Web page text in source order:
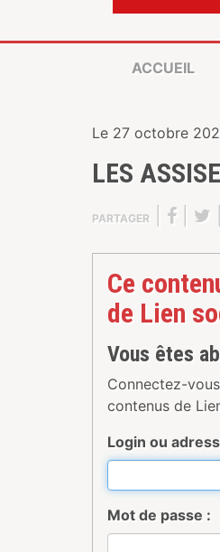
ACCUEIL
Le 27 octobre
LES
PARTAGER
Ce
de Lien
Vous êtes
Connectez-
contenus de
Login ou
Mot de passe :